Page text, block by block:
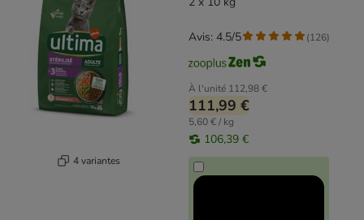
4 variantes
À l'unité 112,98 €
111,99 €
5,60 € / kg
106,39 €
Avis: 4.5/5 (126)